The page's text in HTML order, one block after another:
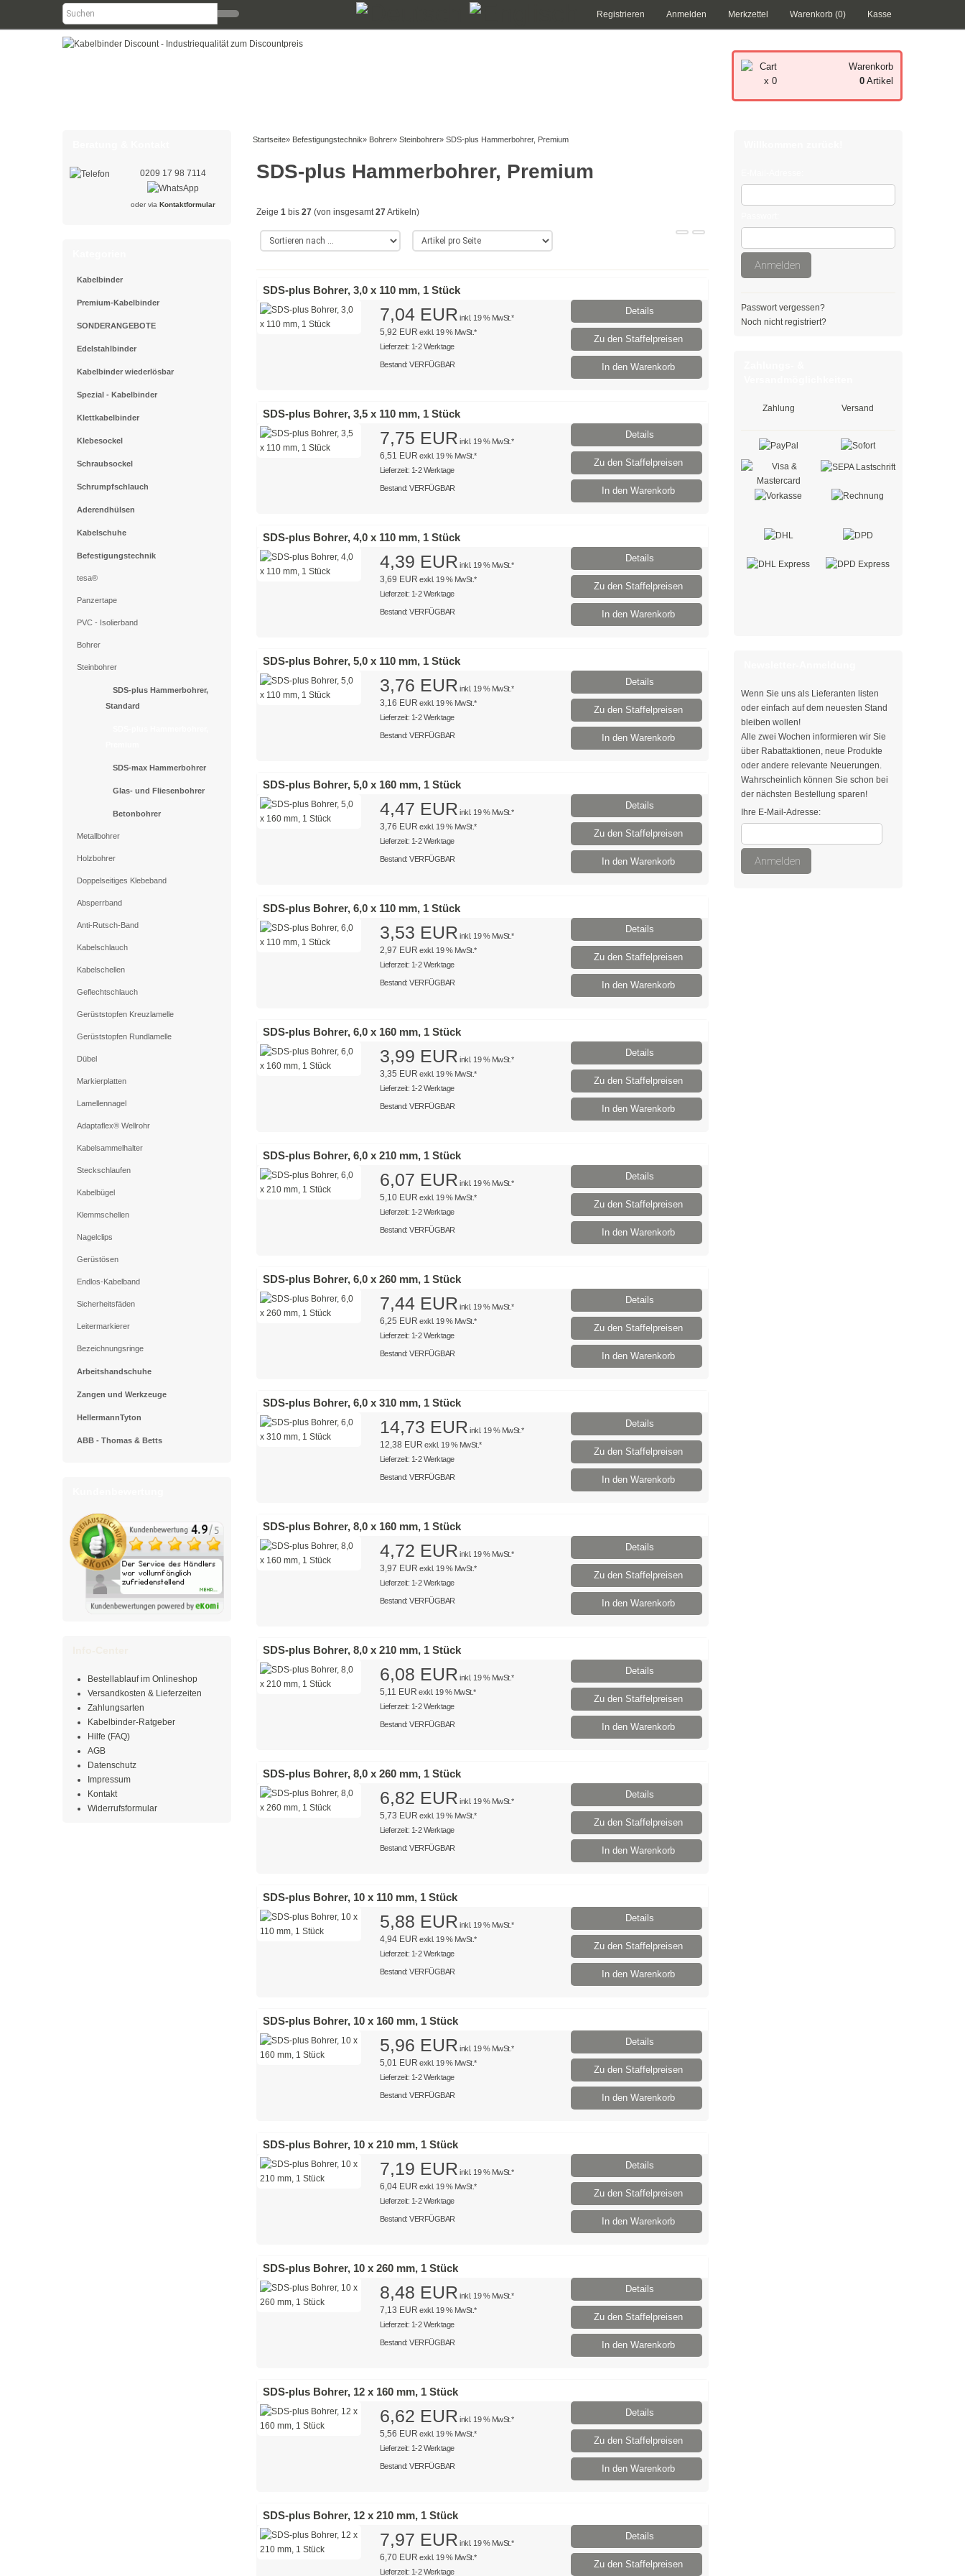
Registrieren Anmelden Merkzettel Warenkorb (0) Kasse
x 0
Warenkorb
0 Artikel
0209 17 98 7114
oder viaKontaktformular
Kabelbinder
Premium-Kabelbinder
SONDERANGEBOTE
Edelstahlbinder
Kabelbinder wiederlösbar
Spezial - Kabelbinder
Klettkabelbinder
Klebesockel
Schraubsockel
Schrumpfschlauch
Aderendhülsen
Kabelschuhe
Befestigungstechnik
tesa®
Panzertape
PVC - Isolierband
Bohrer
Steinbohrer
SDS-plus Hammerbohrer,
Standard
SDS-max Hammerbohrer
Glas- und Fliesenbohrer
Betonbohrer
Metallbohrer
Holzbohrer
Doppelseitiges Klebeband
Absperrband
Anti-Rutsch-Band
Kabelschlauch
Kabelschellen
Geflechtschlauch
Gerüststopfen Kreuzlamelle
Gerüststopfen Rundlamelle
Dübel
Markierplatten
Lamellennagel
Adaptaflex® Wellrohr
Kabelsammelhalter
Steckschlaufen
Kabelbügel
Klemmschellen
Nagelclips
Gerüstösen
Endlos-Kabelband
Sicherheitsfäden
Leitermarkierer
Bezeichnungsringe
Arbeitshandschuhe
Zangen und Werkzeuge
HellermannTyton
ABB - Thomas & Betts
Bestellablauf im Onlineshop
Versandkosten & Lieferzeiten
Zahlungsarten
Kabelbinder-Ratgeber
Hilfe (FAQ)
AGB
Datenschutz
Impressum
Kontakt
Widerrufsformular
Startseite» Befestigungstechnik» Bohrer» Steinbohrer» SDS-plus Hammerbohrer, Premium
SDS-plus Hammerbohrer, Premium
Zeige 1bis 27(von insgesamt27Artikeln)
SDS-plus Bohrer, 3,0 x 110 mm, 1 Stück
7,04 EUR inkl. 19 % MwSt.*
5,92 EUR exkl. 19 % MwSt.*
Lieferzeit: 1-2 Werktage
Bestand: VERFÜGBAR
Details
Zu den Staffelpreisen
In den Warenkorb
SDS-plus Bohrer, 3,5 x 110 mm, 1 Stück
7,75 EUR inkl. 19 % MwSt.*
6,51 EUR exkl. 19 % MwSt.*
Lieferzeit: 1-2 Werktage
Bestand: VERFÜGBAR
Details
Zu den Staffelpreisen
In den Warenkorb
SDS-plus Bohrer, 4,0 x 110 mm, 1 Stück
4,39 EUR inkl. 19 % MwSt.*
3,69 EUR exkl. 19 % MwSt.*
Lieferzeit: 1-2 Werktage
Bestand: VERFÜGBAR
Details
Zu den Staffelpreisen
In den Warenkorb
SDS-plus Bohrer, 5,0 x 110 mm, 1 Stück
3,76 EUR inkl. 19 % MwSt.*
3,16 EUR exkl. 19 % MwSt.*
Lieferzeit: 1-2 Werktage
Bestand: VERFÜGBAR
Details
Zu den Staffelpreisen
In den Warenkorb
SDS-plus Bohrer, 5,0 x 160 mm, 1 Stück
4,47 EUR inkl. 19 % MwSt.*
3,76 EUR exkl. 19 % MwSt.*
Lieferzeit: 1-2 Werktage
Bestand: VERFÜGBAR
Details
Zu den Staffelpreisen
In den Warenkorb
SDS-plus Bohrer, 6,0 x 110 mm, 1 Stück
3,53 EUR inkl. 19 % MwSt.*
2,97 EUR exkl. 19 % MwSt.*
Lieferzeit: 1-2 Werktage
Bestand: VERFÜGBAR
Details
Zu den Staffelpreisen
In den Warenkorb
SDS-plus Bohrer, 6,0 x 160 mm, 1 Stück
3,99 EUR inkl. 19 % MwSt.*
3,35 EUR exkl. 19 % MwSt.*
Lieferzeit: 1-2 Werktage
Bestand: VERFÜGBAR
Details
Zu den Staffelpreisen
In den Warenkorb
SDS-plus Bohrer, 6,0 x 210 mm, 1 Stück
6,07 EUR inkl. 19 % MwSt.*
5,10 EUR exkl. 19 % MwSt.*
Lieferzeit: 1-2 Werktage
Bestand: VERFÜGBAR
Details
Zu den Staffelpreisen
In den Warenkorb
SDS-plus Bohrer, 6,0 x 260 mm, 1 Stück
7,44 EUR inkl. 19 % MwSt.*
6,25 EUR exkl. 19 % MwSt.*
Lieferzeit: 1-2 Werktage
Bestand: VERFÜGBAR
Details
Zu den Staffelpreisen
In den Warenkorb
SDS-plus Bohrer, 6,0 x 310 mm, 1 Stück
14,73 EUR inkl. 19 % MwSt.*
12,38 EUR exkl. 19 % MwSt.*
Lieferzeit: 1-2 Werktage
Bestand: VERFÜGBAR
Details
Zu den Staffelpreisen
In den Warenkorb
SDS-plus Bohrer, 8,0 x 160 mm, 1 Stück
4,72 EUR inkl. 19 % MwSt.*
3,97 EUR exkl. 19 % MwSt.*
Lieferzeit: 1-2 Werktage
Bestand: VERFÜGBAR
Details
Zu den Staffelpreisen
In den Warenkorb
SDS-plus Bohrer, 8,0 x 210 mm, 1 Stück
6,08 EUR inkl. 19 % MwSt.*
5,11 EUR exkl. 19 % MwSt.*
Lieferzeit: 1-2 Werktage
Bestand: VERFÜGBAR
Details
Zu den Staffelpreisen
In den Warenkorb
SDS-plus Bohrer, 8,0 x 260 mm, 1 Stück
6,82 EUR inkl. 19 % MwSt.*
5,73 EUR exkl. 19 % MwSt.*
Lieferzeit: 1-2 Werktage
Bestand: VERFÜGBAR
Details
Zu den Staffelpreisen
In den Warenkorb
SDS-plus Bohrer, 10 x 110 mm, 1 Stück
5,88 EUR inkl. 19 % MwSt.*
4,94 EUR exkl. 19 % MwSt.*
Lieferzeit: 1-2 Werktage
Bestand: VERFÜGBAR
Details
Zu den Staffelpreisen
In den Warenkorb
SDS-plus Bohrer, 10 x 160 mm, 1 Stück
5,96 EUR inkl. 19 % MwSt.*
5,01 EUR exkl. 19 % MwSt.*
Lieferzeit: 1-2 Werktage
Bestand: VERFÜGBAR
Details
Zu den Staffelpreisen
In den Warenkorb
SDS-plus Bohrer, 10 x 210 mm, 1 Stück
7,19 EUR inkl. 19 % MwSt.*
6,04 EUR exkl. 19 % MwSt.*
Lieferzeit: 1-2 Werktage
Bestand: VERFÜGBAR
Details
Zu den Staffelpreisen
In den Warenkorb
SDS-plus Bohrer, 10 x 260 mm, 1 Stück
8,48 EUR inkl. 19 % MwSt.*
7,13 EUR exkl. 19 % MwSt.*
Lieferzeit: 1-2 Werktage
Bestand: VERFÜGBAR
Details
Zu den Staffelpreisen
In den Warenkorb
SDS-plus Bohrer, 12 x 160 mm, 1 Stück
6,62 EUR inkl. 19 % MwSt.*
5,56 EUR exkl. 19 % MwSt.*
Lieferzeit: 1-2 Werktage
Bestand: VERFÜGBAR
Details
Zu den Staffelpreisen
In den Warenkorb
SDS-plus Bohrer, 12 x 210 mm, 1 Stück
7,97 EUR inkl. 19 % MwSt.*
6,70 EUR exkl. 19 % MwSt.*
Lieferzeit: 1-2 Werktage
Details
Zu den Staffelpreisen
Anmelden
Passwort vergessen?
Noch nicht registriert?
Zahlung Versand
Wenn Sie uns als Lieferanten listen
oder einfach auf dem neuesten Stand
bleiben wollen!
Alle zwei Wochen informieren wir Sie
über Rabattaktionen, neue Produkte
oder andere relevante Neuerungen.
Wahrscheinlich können Sie schon bei
der nächsten Bestellung sparen!
Ihre E-Mail-Adresse:
Anmelden